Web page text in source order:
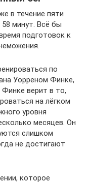
в течение пяти
58 минут. Всё бы
подготовок к
по
Уорреном Финке,
верит в то,
на лёгком
уровня
месяцев. Он
слишком
не достигают
которое